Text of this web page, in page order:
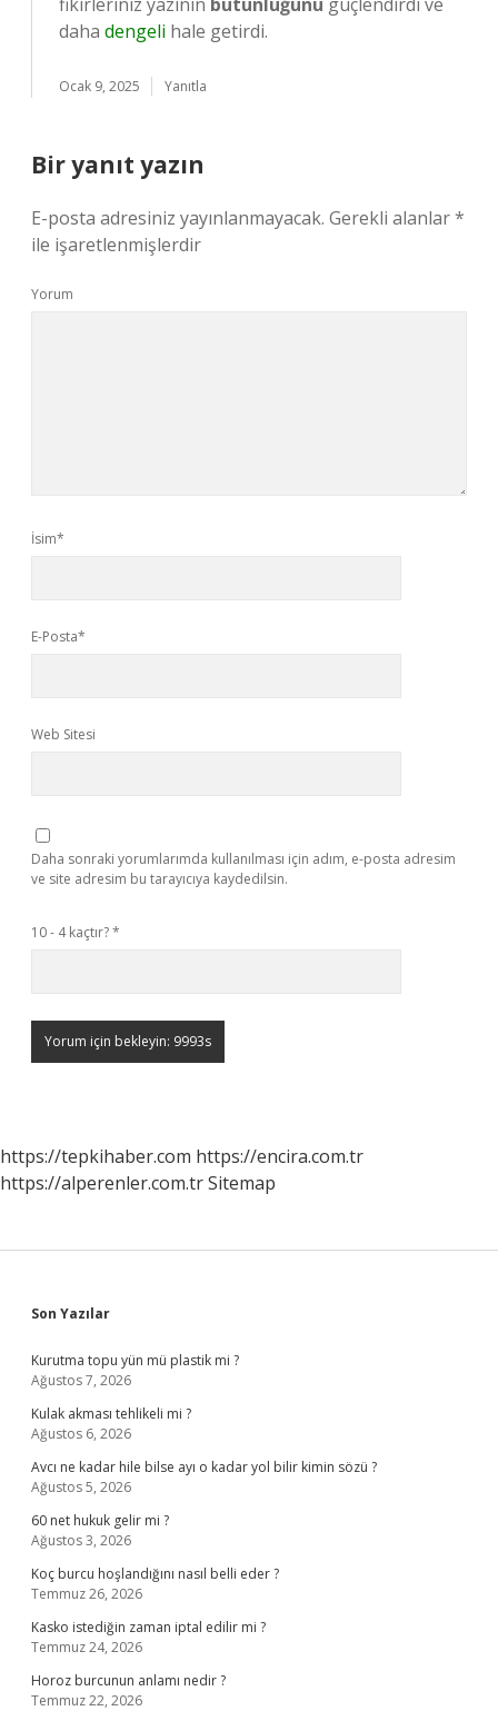
daha dengeli hale getirdi.
Ocak 9, 2025 Yanıtla
Bir yanıt yazın
E-posta adresiniz yayınlanmayacak. Gerekli alanlar*
ile işaretlenmişlerdir
Yorum
İsim*
E-Posta*
Web Sitesi
Daha sonraki yorumlarımda kullanılması için adım, e-posta adresim
ve site adresim bu tarayıcıya kaydedilsin.
10 - 4 kaçtır?*
https://tepkihaber.com https://encira.com.tr
https://alperenler.com.trSitemap
Sidebar
Son Yazılar
Kurutma topu yün mü plastik mi ?
Ağustos 7, 2026
Kulak akması tehlikeli mi ?
Ağustos 6, 2026
Avcı ne kadar hile bilse ayı o kadar yol bilir kimin sözü ?
Ağustos 5, 2026
60 net hukuk gelir mi ?
Ağustos 3, 2026
Koç burcu hoşlandığını nasıl belli eder ?
Temmuz 26, 2026
Kasko istediğin zaman iptal edilir mi ?
Temmuz 24, 2026
Horoz burcunun anlamı nedir ?
Temmuz 22, 2026